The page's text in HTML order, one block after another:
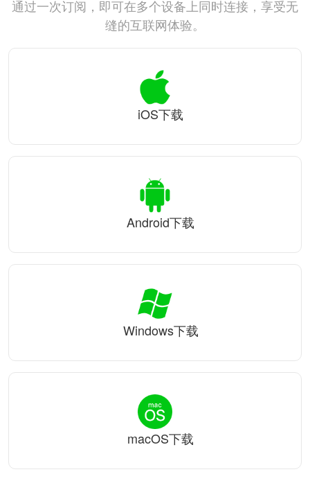
通过一次订阅，即可在多个设备上同时连接，享受无
缝的互联网体验。
iOS下载
Android下载
Windows下载
macOS下载